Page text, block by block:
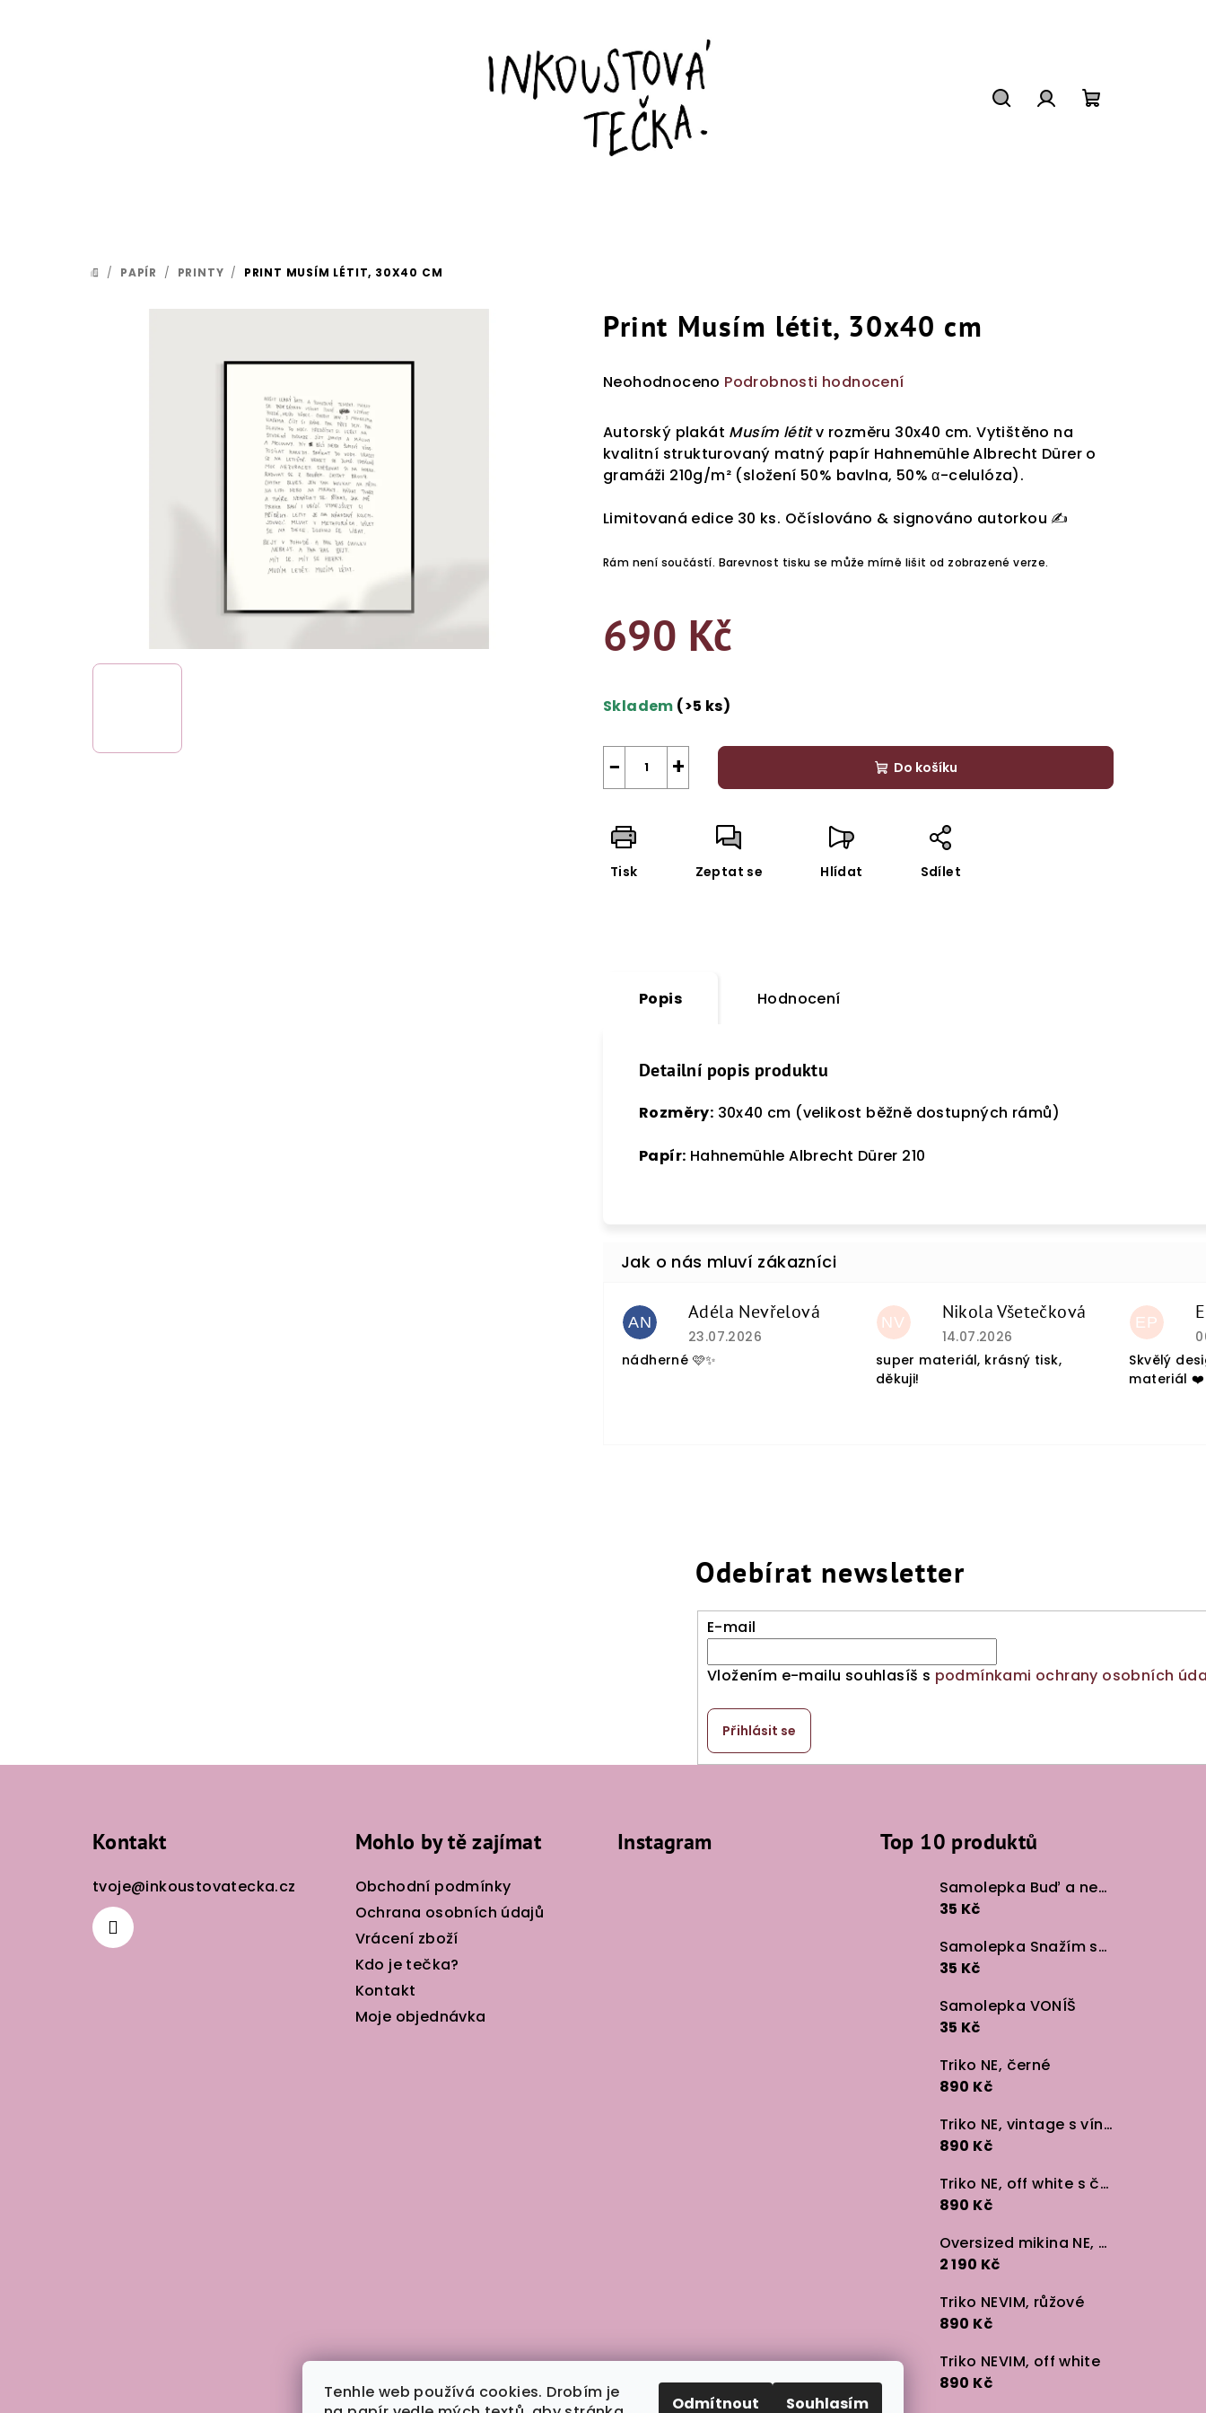
Tenhle web používá cookies. Drobím je
Odmítnout Souhlasím
DOMŮ
/ PAPÍR / PRINTY / PRINT MUSÍM LÉTIT, 30X40 CM
Print Musím létit, 30x40 cm
Průměrné
produktu
je
0,0
z
5
Neohodnoceno Podrobnosti hodnocení
Autorský plakát Musím létitv rozměru 30x40 cm. Vytištěno na
kvalitní strukturovaný matný papír Hahnemühle Albrecht Dürer o
gramáži 210g/m² (složení 50% bavlna, 50% α-celulóza).
Limitovaná edice 30 ks. Očíslováno & signováno autorkou ✍
Rám není součástí. Barevnost tisku se může mírně lišit od zobrazené verze.
690 Kč
cena:
Skladem (>5 ks)
+
− Do košíku
Tisk Zeptat se Hlídat Sdílet
Popis Hodnocení
Detailní popis produktu
Rozměry: 30x40 cm (velikost běžně dostupných rámů)
Papír: Hahnemühle Albrecht Dürer 210
AN Adéla Nevřelová
Hodnocení obchodu je 5 z 5 hvězdiček.
23.07.2026
nádherné 🩷✨
NV Nikola Všetečková
Hodnocení obchodu je 5 z 5
14.07.2026
super materiál, krásný tisk,
děkuji!
EP
Skvělý
materiál ❤️
Odebírat newsletter
E-mail
Vložením e-mailu souhlasíš s podmínkami ochrany osobních
Přihlásit se
Kontakt
tvoje@inkoustovatecka.cz
Mohlo by tě zajímat
Obchodní podmínky
Ochrana osobních údajů
Vrácení zboží
Kdo je tečka?
Kontakt
Moje objednávka
Instagram Top 10 produktů
Samolepka Buď a neboj
35 Kč
Samolepka Snažím se v lidech
35 Kč
Samolepka VONÍŠ
35 Kč
Triko NE, černé
890 Kč
Triko NE, vintage s vínem
890 Kč
Triko NE, off white s černou
890 Kč
Oversized mikina NE, černá
2 190 Kč
Triko NEVIM, růžové
890 Kč
Triko NEVIM, off white
890 Kč